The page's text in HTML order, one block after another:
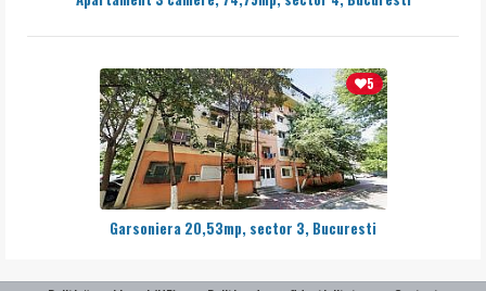
5
Garsoniera 20,53mp, sector 3, Bucuresti